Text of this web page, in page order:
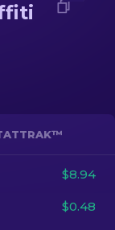
$8.94
$0.48